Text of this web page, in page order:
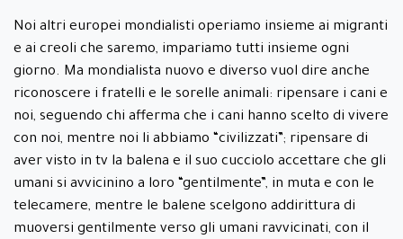
Noi altri europei mondialisti operiamo insieme ai migranti
e ai creoli che saremo, impariamo tutti insieme ogni
giorno. Ma mondialista nuovo e diverso vuol dire anche
riconoscere i fratelli e le sorelle animali: ripensare i cani e
noi, seguendo chi afferma che i cani hanno scelto di vivere
con noi, mentre noi li abbiamo “civilizzati”; ripensare di
aver visto in tv la balena e il suo cucciolo accettare che gli
umani si avvicinino a loro “gentilmente”, in muta e con le
telecamere, mentre le balene scelgono addirittura di
muoversi gentilmente verso gli umani ravvicinati, con il